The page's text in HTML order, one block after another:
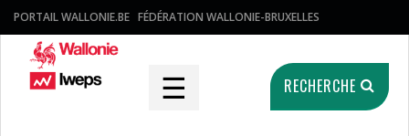
PORTAIL WALLONIE.BE FÉDÉRATION WALLONIE-BRUXELLES
☰ RECHERCHE